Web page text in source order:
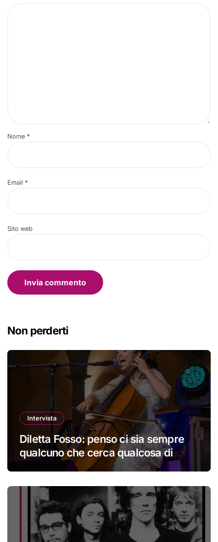
Nome *
Email *
Sito web
Non perderti
Intervista
Diletta Fosso: penso ci sia sempre
qualcuno che cerca qualcosa di